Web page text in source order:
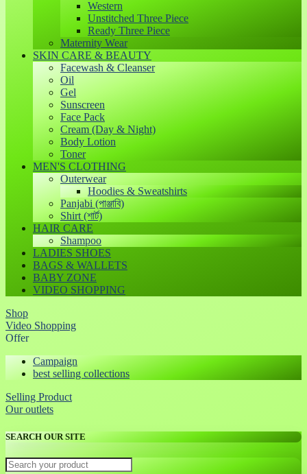
Western
Unstitched Three Piece
Ready Three Piece
Maternity Wear
SKIN CARE & BEAUTY
Facewash & Cleanser
Oil
Gel
Sunscreen
Face Pack
Cream (Day & Night)
Body Lotion
Toner
MEN'S CLOTHING
Outerwear
Hoodies & Sweatshirts
Panjabi (পাঞ্জাবি)
Shirt (শার্ট)
HAIR CARE
Shampoo
LADIES SHOES
BAGS & WALLETS
BABY ZONE
VIDEO SHOPPING
Shop
Video Shopping
Offer
Campaign
best selling collections
Selling Product
Our outlets
SEARCH OUR SITE